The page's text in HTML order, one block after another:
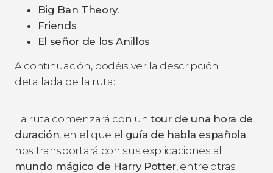
Big Ban Theory.
Friends.
El señor de los Anillos.
A continuación, podéis ver la descripción
detallada de la ruta:
La ruta comenzará con un tour de una hora de
duración, en el que el guía de habla española
nos transportará con sus explicaciones al
mundo mágico de Harry Potter, entre otras